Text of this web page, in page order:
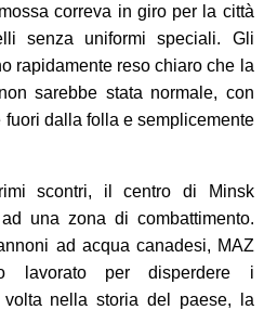
correva in giro per la città
senza uniformi speciali. Gli
rapidamente reso chiaro che la
sarebbe stata normale, con
dalla folla e semplicemente
scontri, il centro di Minsk
una zona di combattimento.
ad acqua canadesi, MAZ
lavorato per disperdere i
nella storia del paese, la